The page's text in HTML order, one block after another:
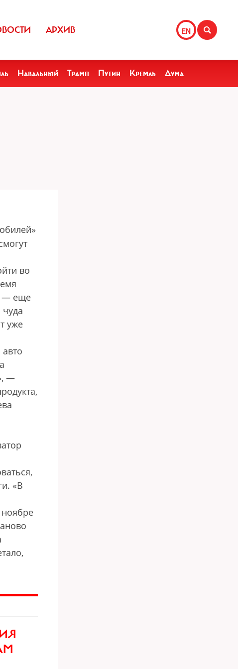
EN
АРХИВ
Навальный Трамп Путин Кремль Дума
во
— еще
уже
—
«В